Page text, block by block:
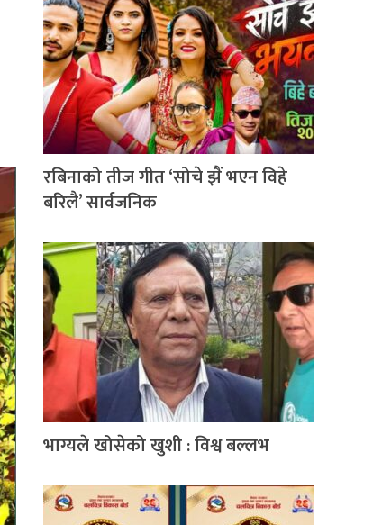
रबिनाको तीज गीत ‘सोचे झैं भएन विहे
बरिलै’ सार्वजनिक
भाग्यले खोसेको खुशी : विश्व बल्लभ